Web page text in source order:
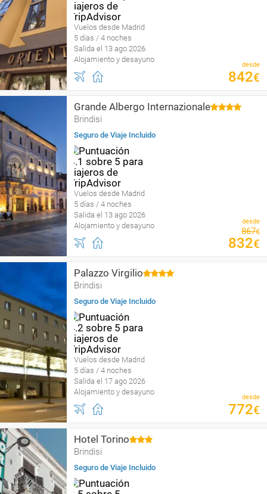
Vuelos desde Madrid
5 días / 4 noches
Salida el 13 ago 2026
Alojamiento y desayuno
desde
842€
Grande Albergo Internazionale
Brindisi
Seguro de Viaje Incluido
Vuelos desde Madrid
5 días / 4 noches
Salida el 13 ago 2026
Alojamiento y desayuno
desde
867€
832€
Palazzo Virgilio
Brindisi
Seguro de Viaje Incluido
Vuelos desde Madrid
5 días / 4 noches
Salida el 17 ago 2026
Alojamiento y desayuno
desde
772€
Hotel Torino
Brindisi
Seguro de Viaje Incluido